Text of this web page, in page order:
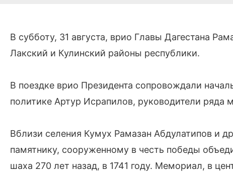
В субботу, 31 августа, врио Главы Дагестана
Лакский и Кулинский районы республики.
В поездке врио Президента сопровождали
политике Артур Исрапилов, руководители ряда
Вблизи селения Кумух Рамазан Абдулатипов и
памятнику, сооруженному в честь победы
шаха 270 лет назад, в 1741 году. Мемориал, в